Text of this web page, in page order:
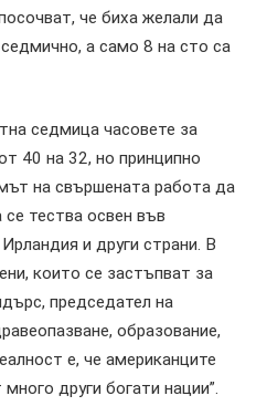
че биха желали да
а само 8 на сто са
седмица часовете за
40 на 32, но принципно
на свършената работа да
тества освен във
и други страни. В
които се застъпват за
председател на
образование,
е, че американците
други богати нации”.